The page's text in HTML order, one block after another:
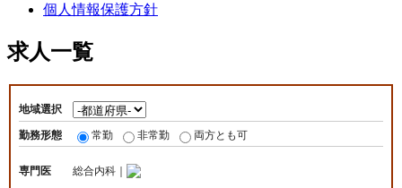
個人情報保護方針
求人一覧
地域選択
勤務形態 常勤 非常勤 両方とも可
専門医 総合内科｜